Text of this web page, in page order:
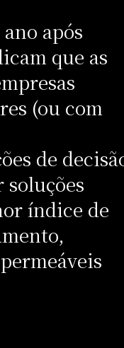
após
que as
(ou com
de
soluções
índice de